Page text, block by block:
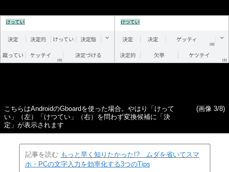
こちらはAndroidのGboardを使った場合。やはり「けって
い」（左）「けつてい」（右）を問わず変換候補に「決
定」が表示されます
(画像 3/8)
記事を読む もっと早く知りたかった!? ムダを省いてスマ
ホ・PCの文字入力を効率化する3つのTips